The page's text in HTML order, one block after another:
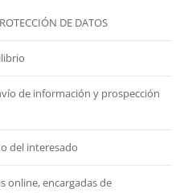
DE DATOS
de información y prospección
del interesado
online, encargadas de